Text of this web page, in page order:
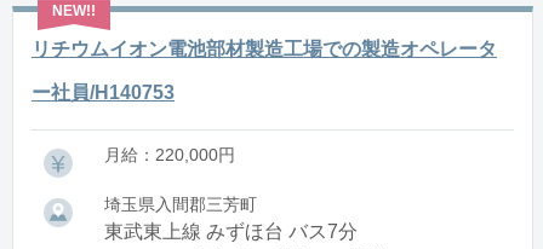
リチウムイオン電池部材製造工場での製造オペレータ
ー社員/H140753
月給：220,000円
埼玉県入間郡三芳町
東武東上線 みずほ台 バス7分